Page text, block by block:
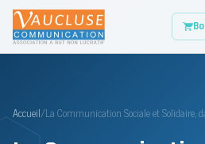
Accueil/La Communication Sociale et Solidaire,